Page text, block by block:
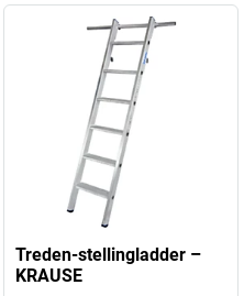
Treden-stellingladder –
KRAUSE